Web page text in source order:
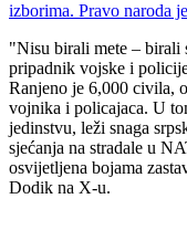
izborima. Pravo naroda
"Nisu birali mete – birali
pripadnik vojske i
Ranjeno je 6,000 civila,
vojnika i policajaca. U
jedinstvu, leži snaga
sjećanja na stradale u
osvijetljena bojama
Dodik na X-u.